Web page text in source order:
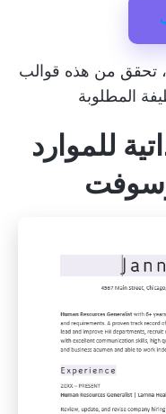
تحقق من هذه قوالب
المطلوبة
للموارد